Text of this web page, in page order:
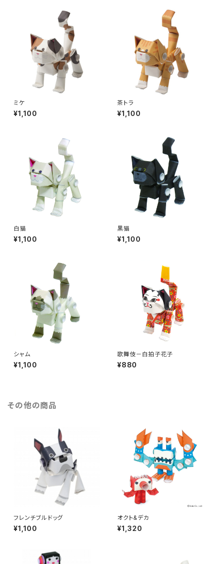
ミケ
¥1,100
茶トラ
¥1,100
白猫
¥1,100
黒猫
¥1,100
シャム
¥1,100
歌舞伎－白拍子花子
¥880
その他の商品
フレンチブルドッグ
¥1,100
オクト&デカ
¥1,320